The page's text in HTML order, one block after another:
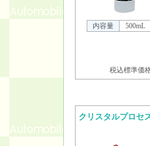
内容量 500mL
税込標準価
クリスタルプロセ